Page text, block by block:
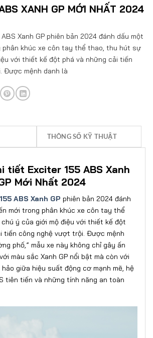
XANH GP MỚI NHẤT 2024
Xanh GP phiên bản 2024 đánh dấu một
khúc xe côn tay thể thao, thu hút sự
với thiết kế đột phá và những cải tiến
Được mệnh danh là
THÔNG SỐ KỸ THUẬT
tiết Exciter 155 ABS Xanh
Mới Nhất 2024
ABS Xanh GP phiên bản 2024 đánh
mới trong phân khúc xe côn tay thể
ý của giới mộ điệu với thiết kế đột
tiến công nghệ vượt trội. Được mệnh
phố,” mẫu xe này không chỉ gây ấn
màu sắc Xanh GP nổi bật mà còn với
giữa hiệu suất động cơ mạnh mẽ, hệ
tiên tiến và những tính năng an toàn